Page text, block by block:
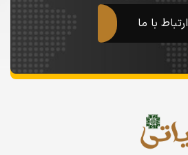
ارتباط با ما